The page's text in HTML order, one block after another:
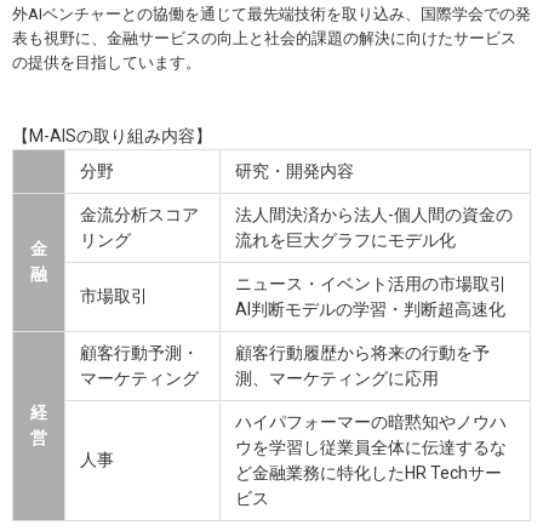
外AIベンチャーとの協働を通じて最先端技術を取り込み、国際学会での発
表も視野に、金融サービスの向上と社会的課題の解決に向けたサービス
の提供を目指しています。
【M-AISの取り組み内容】
分野
研究・開発内容
金
融
金流分析スコア
リング
法人間決済から法人-個人間の資金の
流れを巨大グラフにモデル化
市場取引
ニュース・イベント活用の市場取引
AI判断モデルの学習・判断超高速化
経
営
顧客行動予測・
マーケティング
顧客行動履歴から将来の行動を予
測、マーケティングに応用
人事
ハイパフォーマーの暗黙知やノウハ
ウを学習し従業員全体に伝達するな
ど金融業務に特化したHR Techサー
ビス